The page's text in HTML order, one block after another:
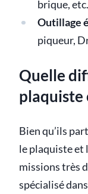
brique, etc.
Outillage
piqueur,
Quelle
plaquiste
Bien qu’ils
le plaquiste et
missions très
spécialisé